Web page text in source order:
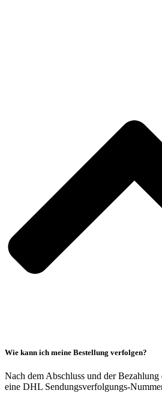
Wie kann ich meine Bestellung verfolgen?
Nach dem Abschluss und der Bezahlung
eine DHL Sendungsverfolgungs-